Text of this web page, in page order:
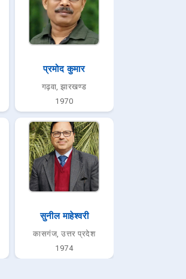
प्रमोद कुमार
गढ़वा, झारखण्ड
1970
सुनील माहेश्वरी
कासगंज, उत्तर प्रदेश
1974